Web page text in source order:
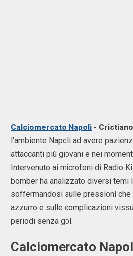
Calciomercato Napoli -
l’ambiente Napoli ad avere
attaccanti più giovani e nei
Intervenuto ai microfoni di Radio
bomber ha analizzato diversi temi
soffermandosi sulle pressioni che
azzurro e sulle complicazioni
periodi senza gol.
Calciomercato